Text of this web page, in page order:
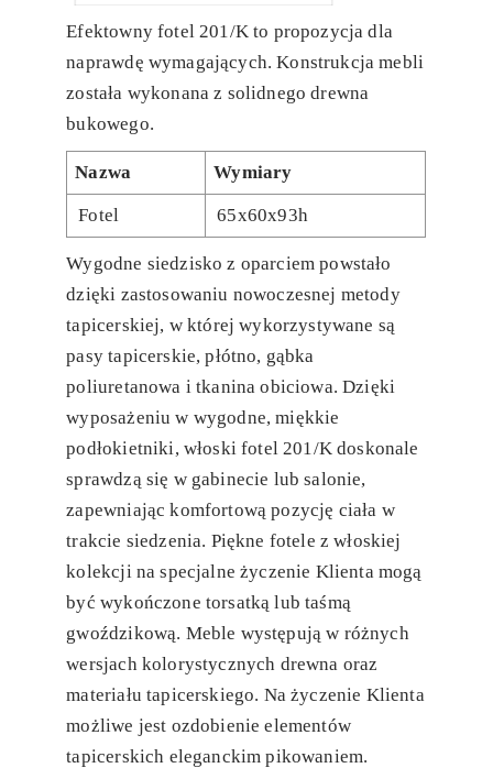
Efektowny fotel 201/K to propozycja dla
naprawdę wymagających. Konstrukcja mebli
została wykonana z solidnego drewna
bukowego.
Nazwa Wymiary
Fotel 65x60x93h
Wygodne siedzisko z oparciem powstało
dzięki zastosowaniu nowoczesnej metody
tapicerskiej, w której wykorzystywane są
pasy tapicerskie, płótno, gąbka
poliuretanowa i tkanina obiciowa. Dzięki
wyposażeniu w wygodne, miękkie
podłokietniki, włoski fotel 201/K doskonale
sprawdzą się w gabinecie lub salonie,
zapewniając komfortową pozycję ciała w
trakcie siedzenia. Piękne fotele z włoskiej
kolekcji na specjalne życzenie Klienta mogą
być wykończone torsatką lub taśmą
gwoździkową. Meble występują w różnych
wersjach kolorystycznych drewna oraz
materiału tapicerskiego. Na życzenie Klienta
możliwe jest ozdobienie elementów
tapicerskich eleganckim pikowaniem.